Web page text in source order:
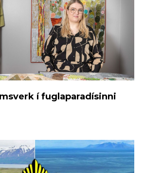
í fuglaparadísinni